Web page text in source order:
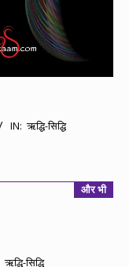
IN: ऋद्धि-सिद्धि
और भी
ऋद्धि-सिद्धि